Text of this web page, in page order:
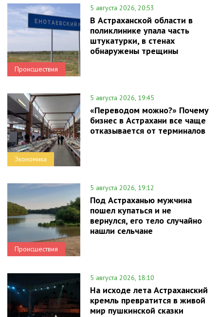
Происшествия
5 августа 2026, 20:53
В Астраханской области в
поликлинике упала часть
штукатурки, в стенах
обнаружены трещины
Экономика
5 августа 2026, 19:45
«Переводом можно?» Почему
бизнес в Астрахани все чаще
отказывается от терминалов
Происшествия
5 августа 2026, 19:12
Под Астраханью мужчина
пошел купаться и не
вернулся, его тело случайно
нашли сельчане
5 августа 2026, 18:10
На исходе лета Астраханский
кремль превратится в живой
мир пушкинской сказки